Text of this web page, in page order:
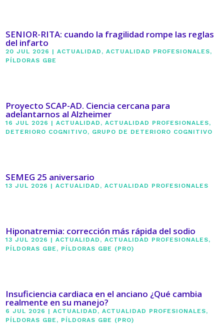
SENIOR-RITA: cuando la fragilidad rompe las reglas
del infarto
20 JUL 2026 |ACTUALIDAD ,ACTUALIDAD PROFESIONALES,
PÍLDORAS GBE
Proyecto SCAP-AD. Ciencia cercana para
adelantarnos al Alzheimer
16 JUL 2026 |ACTUALIDAD ,ACTUALIDAD PROFESIONALES,
DETERIORO COGNITIVO, GRUPO DE DETERIORO COGNITIVO
SEMEG 25 aniversario
13 JUL 2026 |ACTUALIDAD ,ACTUALIDAD PROFESIONALES
Hiponatremia: corrección más rápida del sodio
13 JUL 2026 |ACTUALIDAD ,ACTUALIDAD PROFESIONALES,
PÍLDORAS GBE , PÍLDORAS GBE (PRO)
Insuficiencia cardiaca en el anciano ¿Qué cambia
realmente en su manejo?
6 JUL 2026 |ACTUALIDAD ,ACTUALIDAD PROFESIONALES,
PÍLDORAS GBE , PÍLDORAS GBE (PRO)